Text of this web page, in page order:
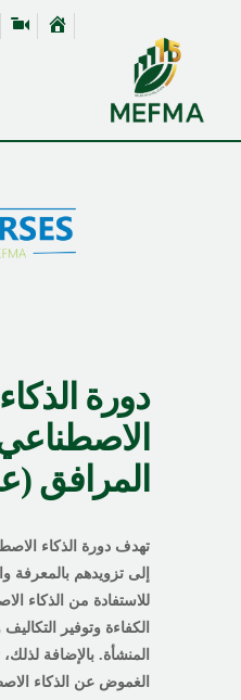
دورة الذكاء
المرافق
تهدف دورة الذكاء
إلى تزويدهم بالمعرفة
للاستفادة من الذكاء
الكفاءة وتوفير
المنشأة. بالإضافة
الغموض عن الذكاء